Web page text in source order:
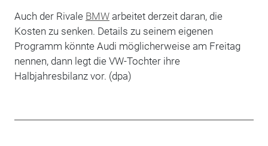
Auch der Rivale BMWarbeitet derzeit daran, die
Kosten zu senken. Details zu seinem eigenen
Programm könnte Audi möglicherweise am Freitag
nennen, dann legt die VW-Tochter ihre
Halbjahresbilanz vor. (dpa)